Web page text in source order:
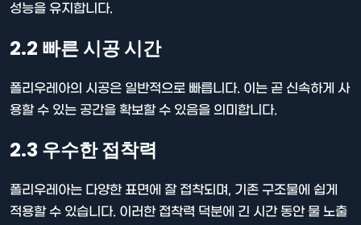
성능을 유지합니다.
2.2 빠른 시공 시간
폴리우레아의 시공은 일반적으로 빠릅니다. 이는 곧 신속하게 사
용할 수 있는 공간을 확보할 수 있음을 의미합니다.
2.3 우수한 접착력
폴리우레아는 다양한 표면에 잘 접착되며, 기존 구조물에 쉽게
적용할 수 있습니다. 이러한 접착력 덕분에 긴 시간 동안 물 노출